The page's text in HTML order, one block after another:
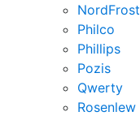
NordFrost
Philco
Phillips
Pozis
Qwerty
Rosenlew